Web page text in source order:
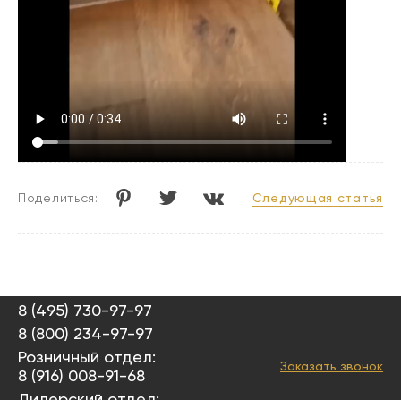
Поделиться: Следующая статья
8 (495) 730-97-97
8 (800) 234-97-97
Розничный отдел:
8 (916) 008-91-68
Заказать звонок